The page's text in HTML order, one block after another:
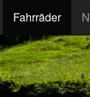
Fahrräder